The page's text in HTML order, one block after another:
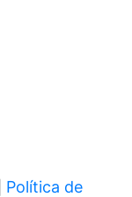
Política de